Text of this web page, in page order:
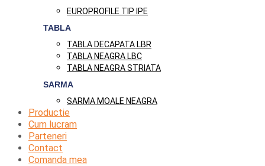
EUROPROFILE TIP IPE
TABLA
TABLA DECAPATA LBR
TABLA NEAGRA LBC
TABLA NEAGRA STRIATA
SARMA
SARMA MOALE NEAGRA
Productie
Cum lucram
Parteneri
Contact
Comanda mea